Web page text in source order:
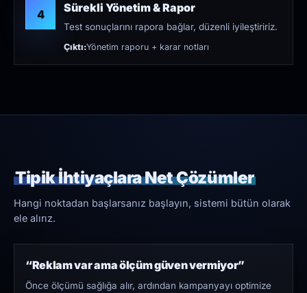
4 Sürekli Yönetim & Rapor
Test sonuçlarını rapora bağlar, düzenli iyileştiririz.
Çıktı:Yönetim raporu + karar notları
Tipik İhtiyaçlara Net Çözümler
Hangi noktadan başlarsanız başlayın, sistemi bütün olarak
ele alırız.
“Reklam var ama ölçüm güven vermiyor”
Önce ölçümü sağlığa alır, ardından kampanyayı optimize